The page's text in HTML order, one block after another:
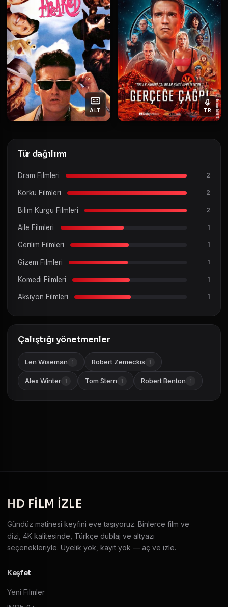
ALT TR
Tür dağılımı
Dram Filmleri 2
Korku Filmleri 2
Bilim Kurgu Filmleri 2
Aile Filmleri 1
Gerilim Filmleri 1
Gizem Filmleri 1
Komedi Filmleri 1
Aksiyon Filmleri 1
Çalıştığı yönetmenler
Len Wiseman 1 Robert Zemeckis 1
Alex Winter 1 Tom Stern 1 Robert Benton 1
HD FILM IZLE
Gündüz matinesi keyfini eve taşıyoruz. Binlerce film ve
dizi, 4K kalitesinde, Türkçe dublaj ve altyazı
seçenekleriyle. Üyelik yok, kayıt yok — aç ve izle.
Keşfet
Yeni Filmler